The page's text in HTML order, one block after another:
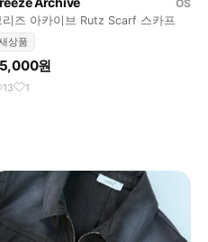
OS
브리즈 아카이브 Rutz Scarf 스카프
상품
원
13 1